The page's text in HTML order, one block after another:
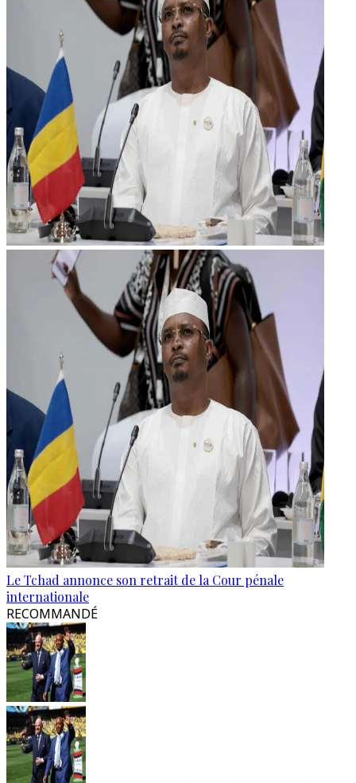
Le Tchad annonce son retrait de la Cour pénale
internationale
RECOMMANDÉ